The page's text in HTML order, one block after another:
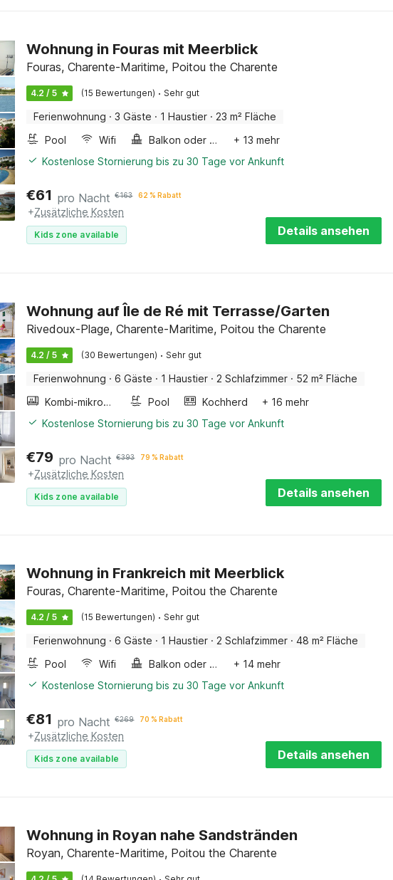
Wohnung in Fouras mit Meerblick
Fouras, Charente-Maritime, Poitou the Charente
4.2 / 5 (15 Bewertungen) · Sehr gut
Ferienwohnung · 3 Gäste · 1 Haustier · 23 m² Fläche
Pool
Wifi Balkon oder terrasse
+ 13 mehr
Kostenlose Stornierung bis zu 30 Tage vor Ankunft
€61 pro Nacht €163 62 % Rabatt
+Zusätzliche Kosten
Kids zone available Details ansehen
Wohnung auf Île de Ré mit Terrasse/Garten
Rivedoux-Plage, Charente-Maritime, Poitou the Charente
4.2 / 5 (30 Bewertungen) · Sehr gut
Ferienwohnung · 6 Gäste · 1 Haustier · 2 Schlafzimmer · 52 m² Fläche
Kombi-mikrowelle
Pool Kochherd
+ 16 mehr
Kostenlose Stornierung bis zu 30 Tage vor Ankunft
€79 pro Nacht €393 79 % Rabatt
+Zusätzliche Kosten
Kids zone available Details ansehen
Wohnung in Frankreich mit Meerblick
Fouras, Charente-Maritime, Poitou the Charente
4.2 / 5 (15 Bewertungen) · Sehr gut
Ferienwohnung · 6 Gäste · 1 Haustier · 2 Schlafzimmer · 48 m² Fläche
Pool
Wifi Balkon oder terrasse
+ 14 mehr
Kostenlose Stornierung bis zu 30 Tage vor Ankunft
€81 pro Nacht €269 70 % Rabatt
+Zusätzliche Kosten
Kids zone available Details ansehen
Wohnung in Royan nahe Sandstränden
Royan, Charente-Maritime, Poitou the Charente